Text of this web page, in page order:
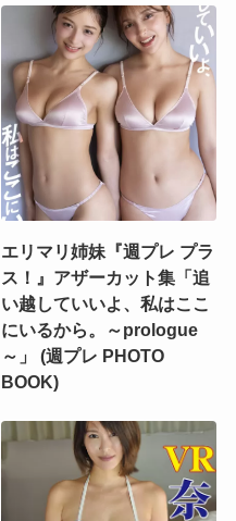
エリマリ姉妹『週プレ プラ
ス！』アザーカット集「追
い越していいよ、私はここ
にいるから。～prologue
～」 (週プレ PHOTO
BOOK)